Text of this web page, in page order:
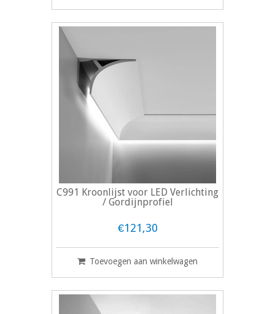
C991 Kroonlijst voor LED Verlichting
/ Gordijnprofiel
€121,30
Toevoegen aan winkelwagen